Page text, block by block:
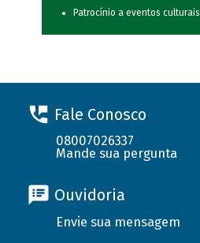
Patrocínio a eventos culturais
Fale Conosco
08007026337
Mande sua pergunta
Ouvidoria
Envie sua mensagem